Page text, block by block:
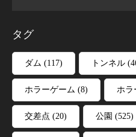
タグ
ダム (117) トンネル
ホラーゲーム (8) ホラ
交差点 (20) 公園 (525)